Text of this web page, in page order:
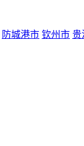
防城港市 钦州市 贵